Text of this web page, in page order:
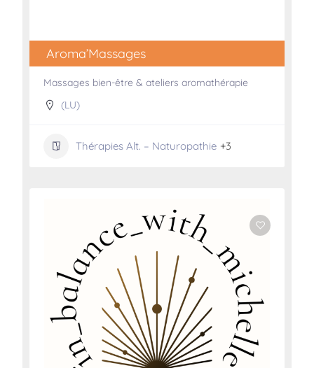
Aroma’Massages
Massages bien-être & ateliers aromathérapie
(LU)
Thérapies Alt. – Naturopathie +3